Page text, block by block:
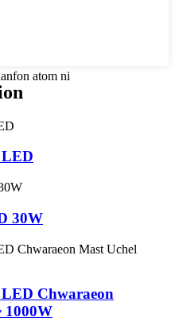
atom ni
30W
Chwaraeon
1000W